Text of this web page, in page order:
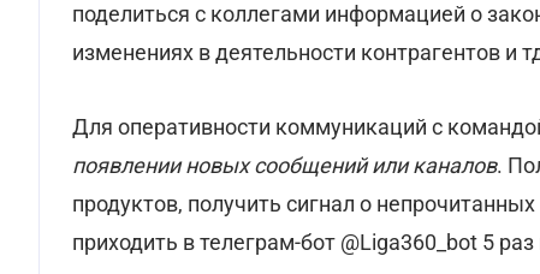
поделиться с коллегами информацией о
изменениях в деятельности контрагентов и
Для оперативности коммуникаций с
появлении новых сообщений или каналов.
продуктов, получить сигнал о
приходить в телеграм-бот @Liga360_bot 5